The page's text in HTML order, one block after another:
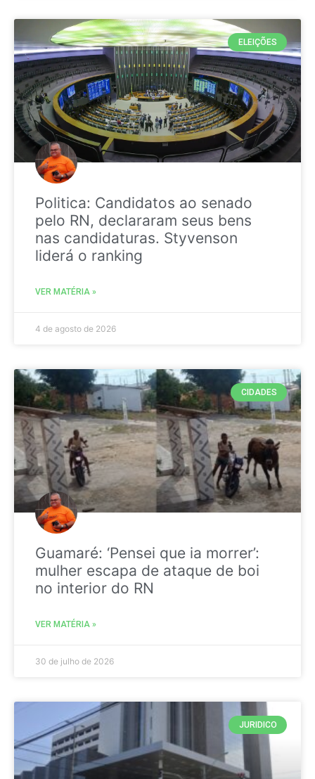
ELEIÇÕES
Politica: Candidatos ao senado
pelo RN, declararam seus bens
nas candidaturas. Styvenson
liderá o ranking
VER MATÉRIA »
4 de agosto de 2026
CIDADES
Guamaré: ‘Pensei que ia morrer’:
mulher escapa de ataque de boi
no interior do RN
VER MATÉRIA »
30 de julho de 2026
JURIDICO